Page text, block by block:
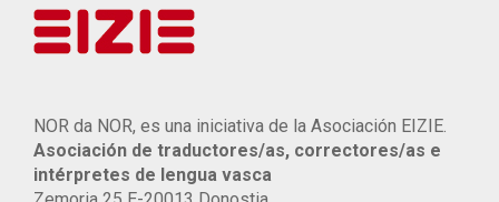
NOR da NOR, es una iniciativa de la Asociación EIZIE.
Asociación de traductores/as, correctores/as e
intérpretes de lengua vasca